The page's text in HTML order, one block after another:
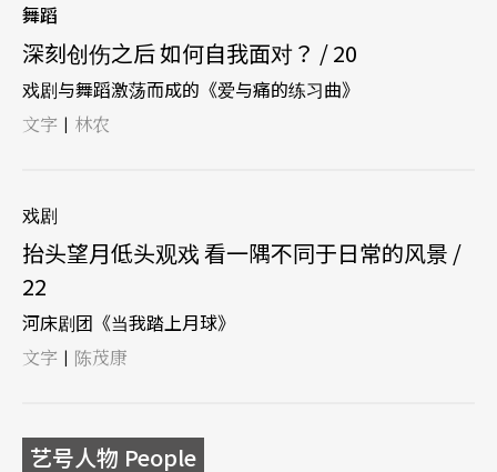
舞蹈
深刻创伤之后 如何自我面对？ / 20
戏剧与舞蹈激荡而成的《爱与痛的练习曲》
文字 | 林农
戏剧
抬头望月低头观戏 看一隅不同于日常的风景 /
22
河床剧团《当我踏上月球》
文字 | 陈茂康
艺号人物 People